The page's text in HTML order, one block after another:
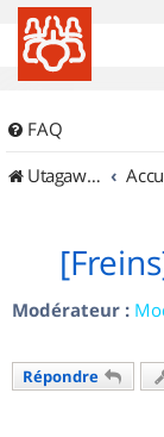
FAQ
UtagawaVTT (Randos VTT et VTTAE avec traces GPS)
Modérateur :
Répondre